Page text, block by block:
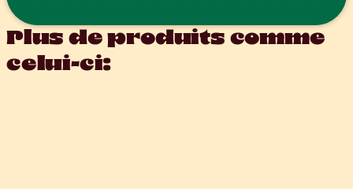
Plus de produits comme
celui-ci: